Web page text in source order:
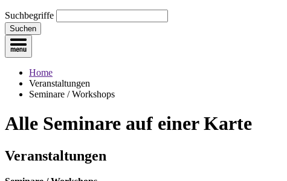
Suchbegriffe
Suchen
Home
Veranstaltungen
Seminare / Workshops
Alle Seminare auf einer Karte
Veranstaltungen